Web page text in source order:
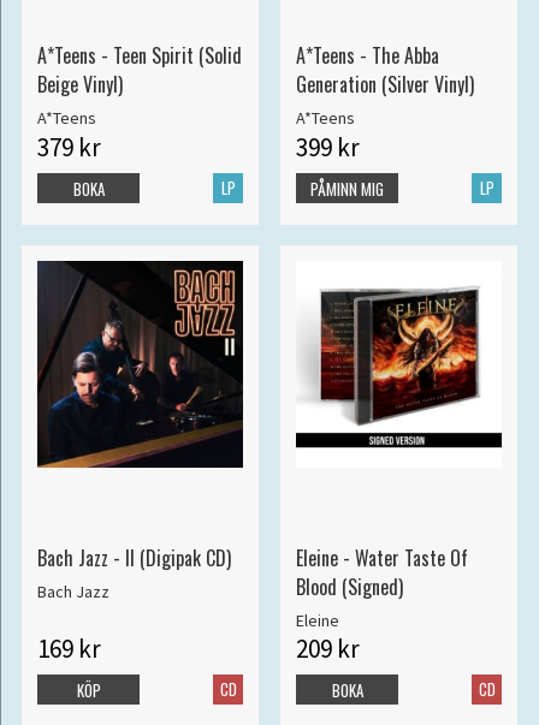
A*Teens - Teen Spirit (Solid
Beige Vinyl)
A*Teens
379 kr
LP
BOKA
A*Teens - The Abba
Generation (Silver Vinyl)
A*Teens
399 kr
LP
PÅMINN MIG
Bach Jazz - II (Digipak CD)
Bach Jazz
169 kr
CD
KÖP
Eleine - Water Taste Of
Blood (Signed)
Eleine
209 kr
CD
BOKA